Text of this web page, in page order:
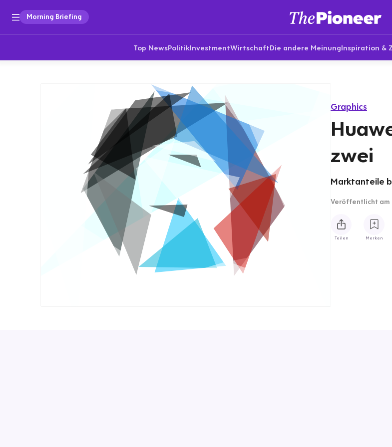
Morning Briefing
Top NewsPolitikInvestmentWirtschaftDie andere MeinungInspiration &
Graphics
zwei
Marktanteile
Veröffentlicht am
Teilen Merken